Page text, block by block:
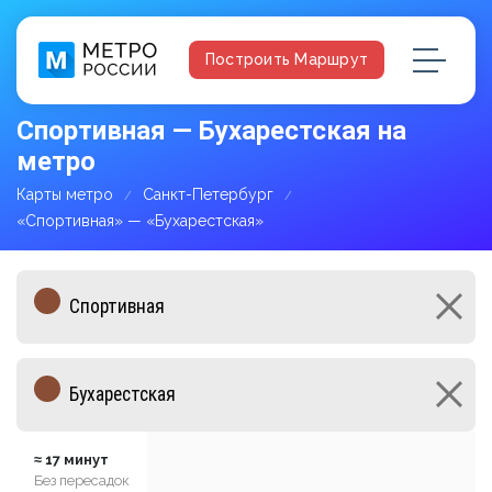
Построить Маршрут
Спортивная — Бухарестская на
метро
Карты метро
Санкт-Петербург
«Спортивная» — «Бухарестская»
≈ 17 минут
Без пересадок